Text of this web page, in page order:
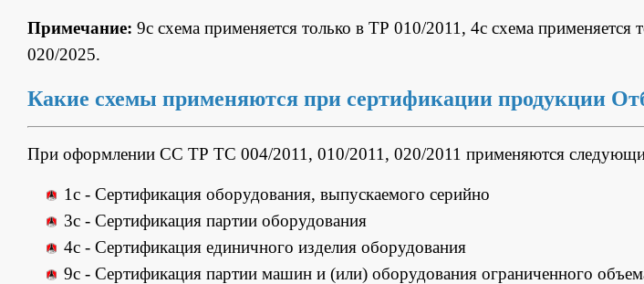
Примечание: 9с схема применяется только в ТР 010/2011, 4с схема применяется
020/2025.
Какие схемы применяются при сертификации продукции
При оформлении СС ТР ТС 004/2011, 010/2011, 020/2011 применяются
1с - Сертификация оборудования, выпускаемого серийно
3с - Сертификация партии оборудования
4с - Сертификация единичного изделия оборудования
9с - Сертификация партии машин и (или) оборудования ограниченного